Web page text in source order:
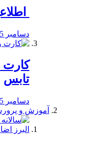
دسامبر 25, 2019
کارت
تابس
دسامبر 25, 2019
آموزش و